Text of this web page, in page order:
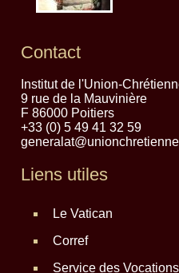
Contact
Institut de l'Union-
9 rue de la Mauvinière
F 86000 Poitiers
+33 (0) 5 49 41 32 59
Liens utiles
Le Vatican
Corref
Service des Vocations